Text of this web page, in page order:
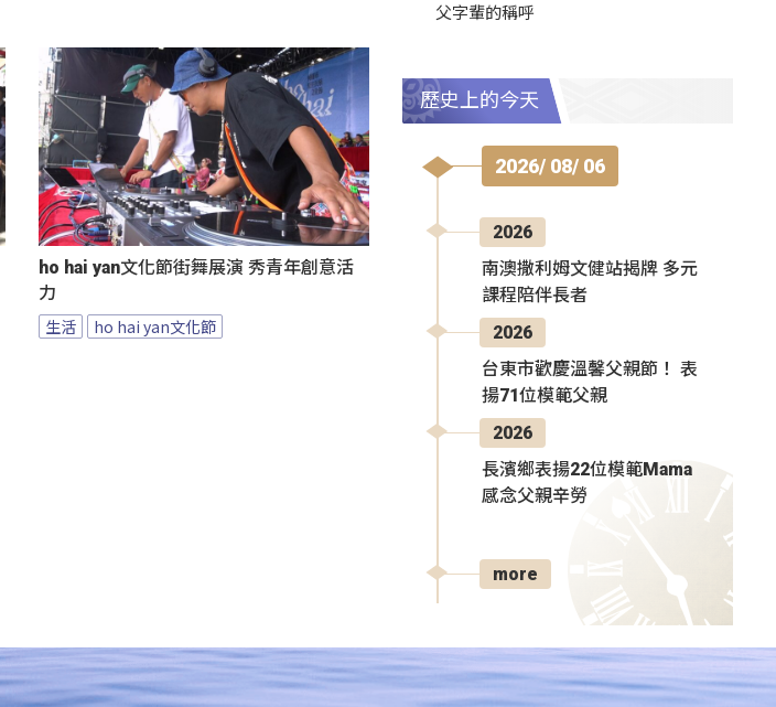
ho hai yan文化節街舞展演 秀青年創意活
力
生活 ho hai yan文化節
父字輩的稱呼
歷史上的今天
2026/ 08/ 06
2026
南澳撒利姆文健站揭牌 多元
課程陪伴長者
2026
台東市歡慶溫馨父親節！ 表
揚71位模範父親
2026
長濱鄉表揚22位模範Mama
感念父親辛勞
more